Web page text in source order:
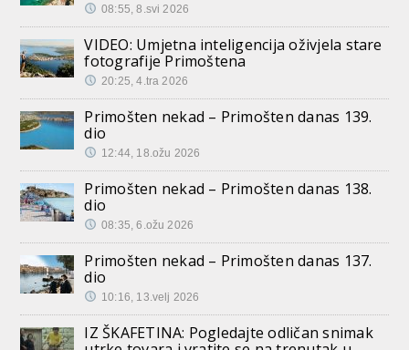
08:55, 8.svi 2026
VIDEO: Umjetna inteligencija oživjela stare
fotografije Primoštena
20:25, 4.tra 2026
Primošten nekad – Primošten danas 139.
dio
12:44, 18.ožu 2026
Primošten nekad – Primošten danas 138.
dio
08:35, 6.ožu 2026
Primošten nekad – Primošten danas 137.
dio
10:16, 13.velj 2026
IZ ŠKAFETINA: Pogledajte odličan snimak